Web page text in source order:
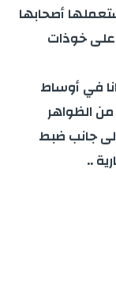
أصحابها
على خوذات
في أوساط
الظواهر
جانب ضبط
..